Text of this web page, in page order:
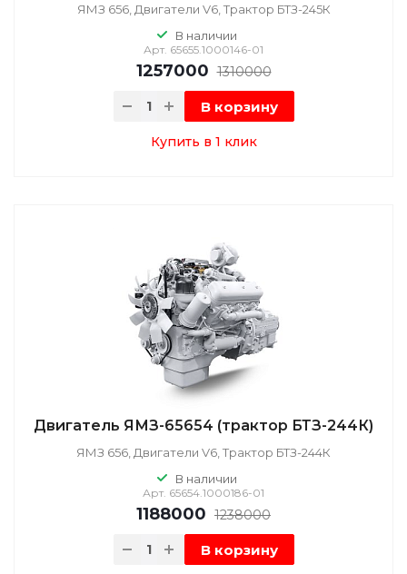
ЯМЗ 656, Двигатели V6, Трактор БТЗ-245К
В наличии
Арт. 65655.1000146-01
1257000 1310000
В корзину
Купить в 1 клик
Двигатель ЯМЗ-65654 (трактор БТЗ-244К)
ЯМЗ 656, Двигатели V6, Трактор БТЗ-244К
В наличии
Арт. 65654.1000186-01
1188000 1238000
В корзину